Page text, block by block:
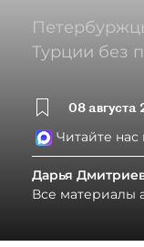
Турции без
08 августа
Читайте
Дарья
Все материалы